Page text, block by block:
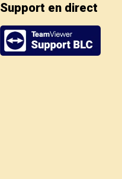
Support en direct